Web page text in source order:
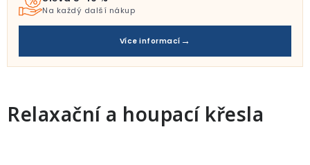
Testovací laboratoř
Na každý další nákup
Více informací
Relaxační a houpací křesla